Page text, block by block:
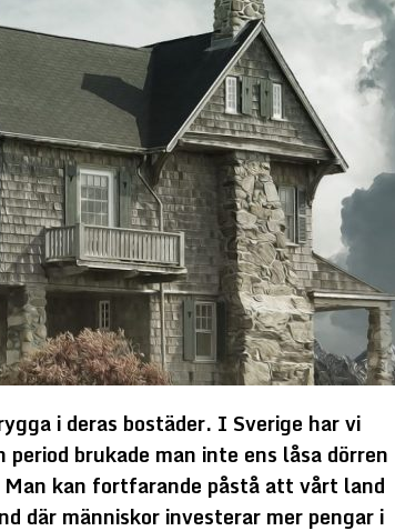
i deras bostäder. I Sverige har vi
brukade man inte ens låsa dörren
kan fortfarande påstå att vårt land
där människor investerar mer pengar i